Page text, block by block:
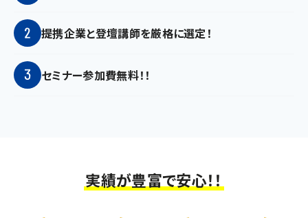
提携企業と登壇講師を厳格に選定！
セミナー参加費無料！！
実績が豊富で安心！！